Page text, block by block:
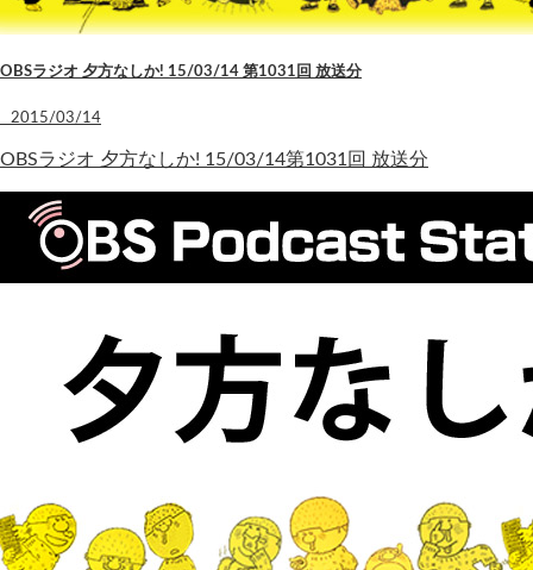
OBSラジオ 夕方なしか! 15/03/14 第1031回 放送分
2015/03/14
OBSラジオ 夕方なしか! 15/03/14第1031回 放送分